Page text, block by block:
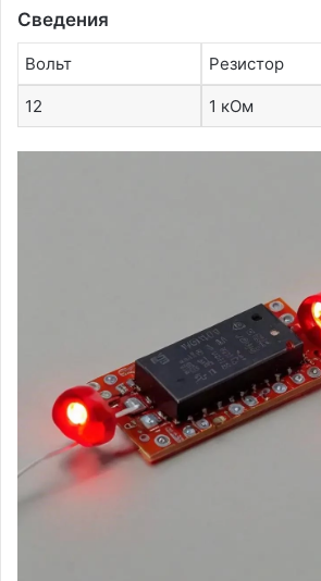
Сведения
Вольт Резистор
12 1 кОм